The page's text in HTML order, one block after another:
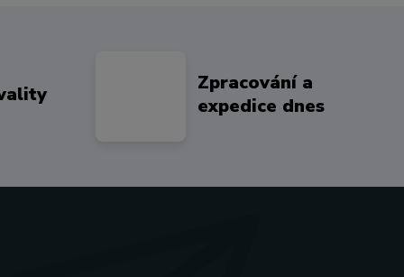
Zpracování a
expedice dnes